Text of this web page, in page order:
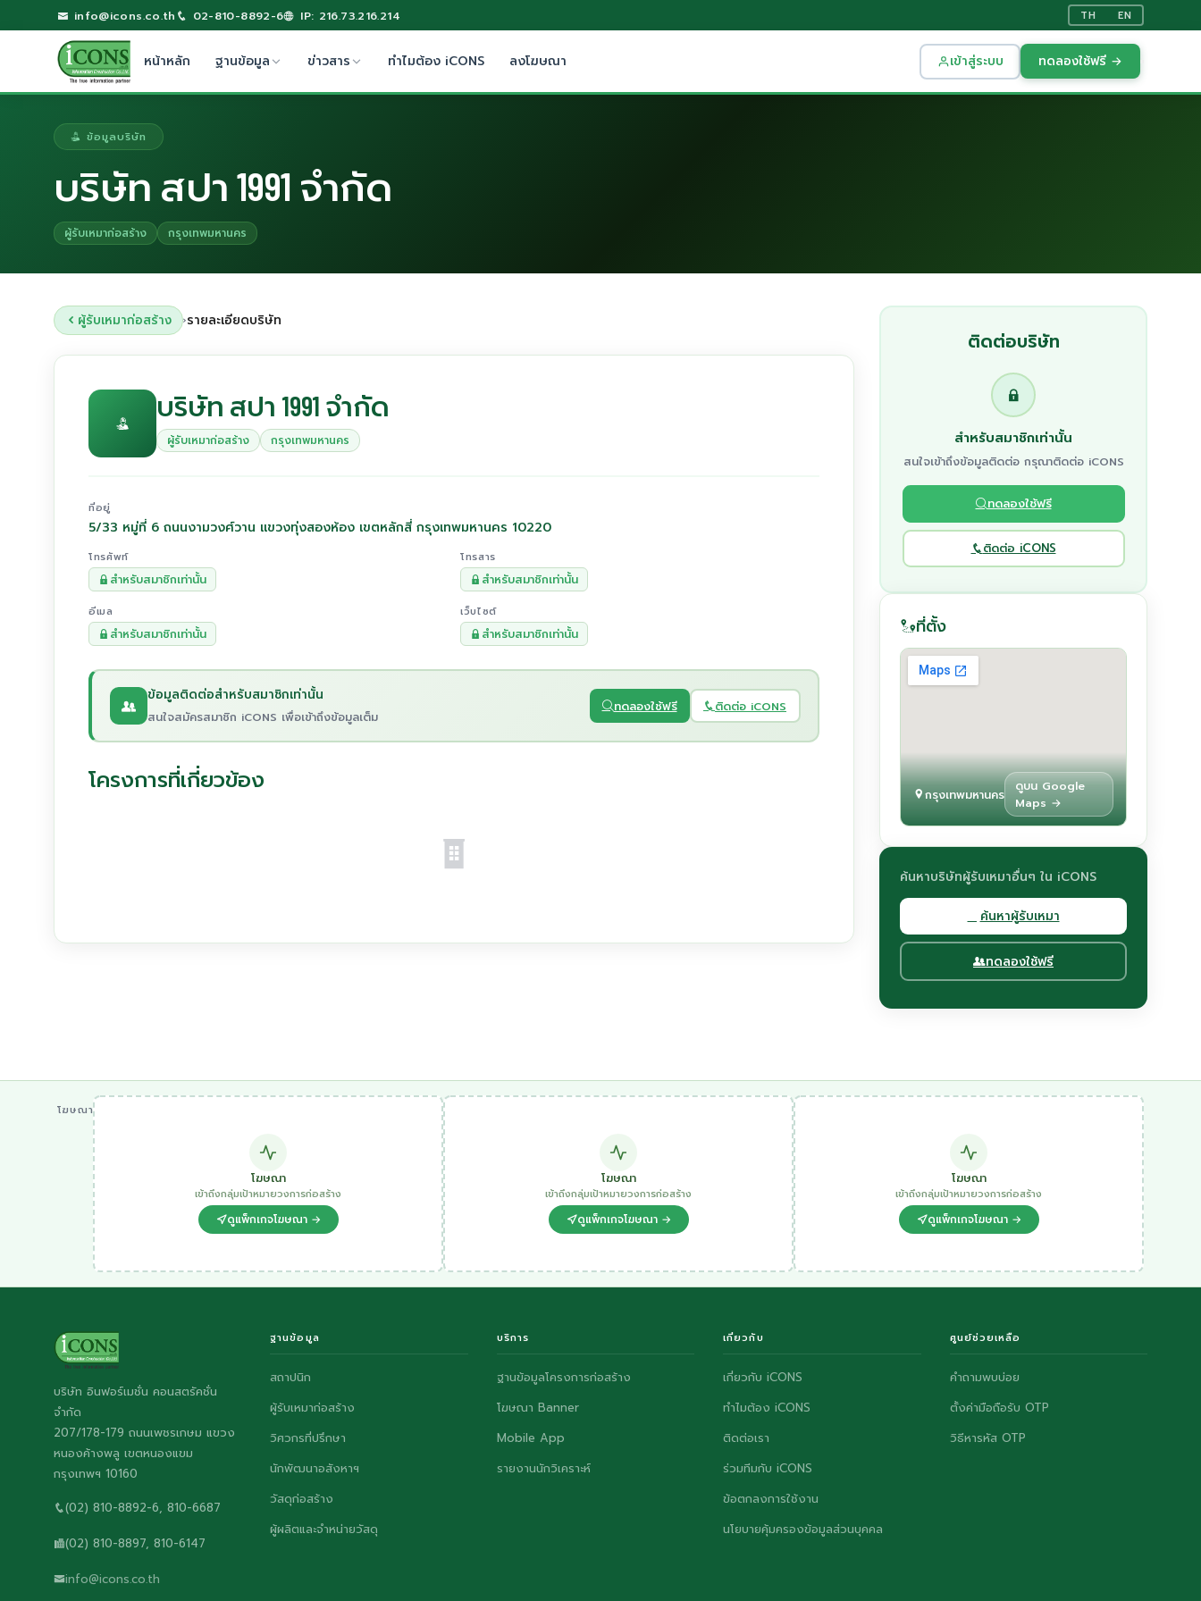
info@icons.co.th 02-810-8892-6 IP: 216.73.216.214 TH EN
หน้าหลัก ฐานข้อมูล ข่าวสาร ทำไมต้อง iCONS ลงโฆษณา เข้าสู่ระบบ ทดลองใช้ฟรี →
ข้อมูลบริษัท
บริษัท สปา 1991 จำกัด
ผู้รับเหมาก่อสร้าง กรุงเทพมหานคร
ผู้รับเหมาก่อสร้าง ›รายละเอียดบริษัท
บริษัท สปา 1991 จำกัด
ผู้รับเหมาก่อสร้าง กรุงเทพมหานคร
ที่อยู่
5/33 หมู่ที่ 6 ถนนงามวงศ์วาน แขวงทุ่งสองห้อง เขตหลักสี่ กรุงเทพมหานคร 10220
โทรศัพท์
สำหรับสมาชิกเท่านั้น
โทรสาร
สำหรับสมาชิกเท่านั้น
อีเมล
สำหรับสมาชิกเท่านั้น
เว็บไซต์
สำหรับสมาชิกเท่านั้น
ข้อมูลติดต่อสำหรับสมาชิกเท่านั้น
สนใจสมัครสมาชิก iCONS เพื่อเข้าถึงข้อมูลเต็ม
ทดลองใช้ฟรี ติดต่อ iCONS
โครงการที่เกี่ยวข้อง
ติดต่อบริษัท
สำหรับสมาชิกเท่านั้น
สนใจเข้าถึงข้อมูลติดต่อ กรุณาติดต่อ iCONS
ทดลองใช้ฟรี
ติดต่อ iCONS
ที่ตั้ง
กรุงเทพมหานคร
ดูบน Google
Maps →
ค้นหาบริษัทผู้รับเหมาอื่นๆ ใน iCONS
ค้นหาผู้รับเหมา
ทดลองใช้ฟรี
โฆษณา
โฆษณา
เข้าถึงกลุ่มเป้าหมายวงการก่อสร้าง
ดูแพ็กเกจโฆษณา →
โฆษณา
เข้าถึงกลุ่มเป้าหมายวงการก่อสร้าง
ดูแพ็กเกจโฆษณา →
โฆษณา
เข้าถึงกลุ่มเป้าหมายวงการก่อสร้าง
ดูแพ็กเกจโฆษณา →
บริษัท อินฟอร์เมชั่น คอนสตรัคชั่น
จำกัด
207/178-179 ถนนเพชรเกษม แขวง
หนองค้างพลู เขตหนองแขม
กรุงเทพฯ 10160
(02) 810-8892-6, 810-6687
(02) 810-8897, 810-6147
info@icons.co.th
ฐานข้อมูล
สถาปนิก
ผู้รับเหมาก่อสร้าง
วิศวกรที่ปรึกษา
นักพัฒนาอสังหาฯ
วัสดุก่อสร้าง
ผู้ผลิตและจำหน่ายวัสดุ
บริการ
ฐานข้อมูลโครงการก่อสร้าง
โฆษณา Banner
Mobile App
รายงานนักวิเคราะห์
เกี่ยวกับ
เกี่ยวกับ iCONS
ทำไมต้อง iCONS
ติดต่อเรา
ร่วมทีมกับ iCONS
ข้อตกลงการใช้งาน
นโยบายคุ้มครองข้อมูลส่วนบุคคล
ศูนย์ช่วยเหลือ
คำถามพบบ่อย
ตั้งค่ามือถือรับ OTP
วิธีหารหัส OTP